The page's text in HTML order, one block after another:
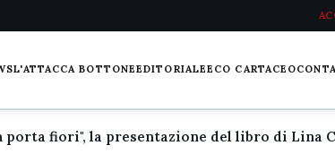
L'ATTACCA BOTTONEEDITORIALEECO CARTACEO